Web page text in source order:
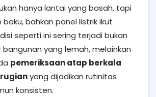
hanya lantai yang basah, tapi
baku, bahkan panel listrik ikut
seperti ini sering terjadi bukan
yang lemah, melainkan
pemeriksaan atap berkala
yang dijadikan rutinitas
konsisten.